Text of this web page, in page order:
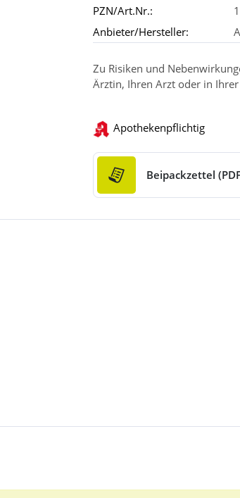
PZN/Art.Nr.:
Anbieter/Hersteller:
Zu Risiken und
Ärztin, Ihren Arzt oder in
Apothekenpflichtig
Beipackzettel